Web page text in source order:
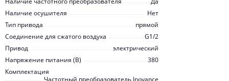
Наличие осушителя
Нет
Тип привода
прямой
Соединение для сжатого воздуха
G1/2
Привод
электрический
Напряжение питания (В)
380
Комплектация
Частотный преобразователь Inovanсe